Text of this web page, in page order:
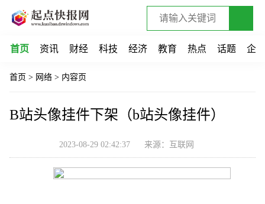
首页 资讯 财经 科技 经济 教育 热点 话题 企业
首页 > 网络 > 内容页
B站头像挂件下架（b站头像挂件）
2023-08-29 02:42:37 来源：互联网